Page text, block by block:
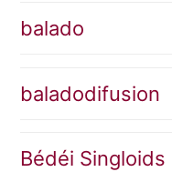
balado
baladodifusion
Bédéi